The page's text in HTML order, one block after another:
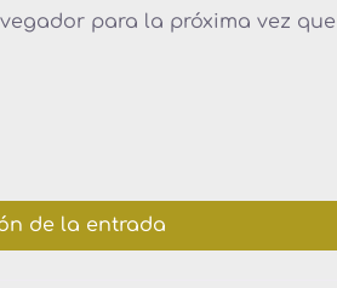
para la próxima vez